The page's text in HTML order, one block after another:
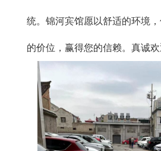
统。锦河宾馆愿以舒适的环境
的价位，赢得您的信赖。真诚欢